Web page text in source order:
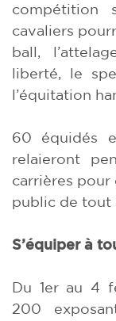
compétition
cavaliers
ball,
liberté, le
l’équitation
60 équidés
relaieront
carrières
public de tout
S’équiper à
Du 1er au 4
200